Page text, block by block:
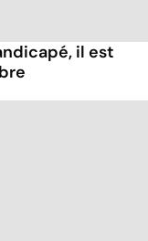
il est